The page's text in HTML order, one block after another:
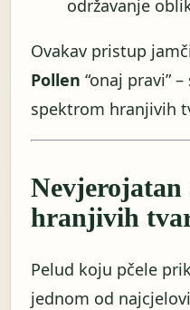
održavanje
Ovakav pristup
Pollen “onaj pravi”
spektrom hranjivih
Nevjerojatan
hranjivih
Pelud koju pčele
jednom od